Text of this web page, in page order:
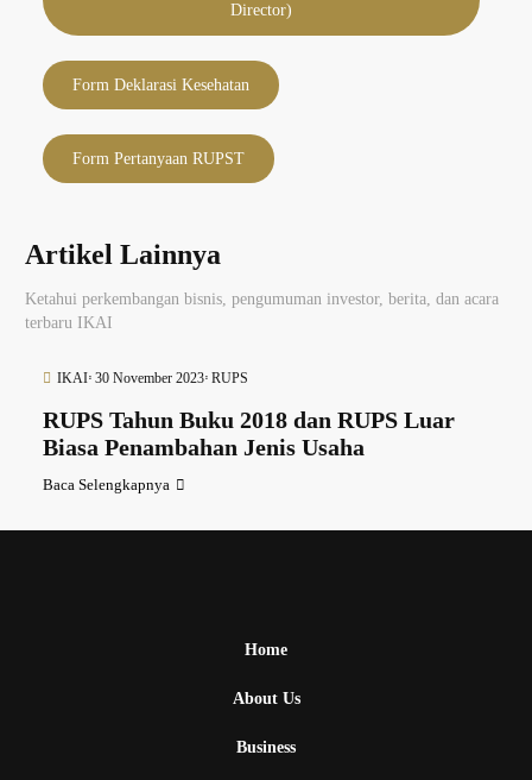
Director)
Form Deklarasi Kesehatan
Form Pertanyaan RUPST
Artikel Lainnya
Ketahui perkembangan bisnis, pengumuman investor, berita, dan acara
terbaru IKAI
IKAI 30 November 2023 RUPS
RUPS Tahun Buku 2018 dan RUPS Luar
Biasa Penambahan Jenis Usaha
Baca Selengkapnya
Home
About Us
Business